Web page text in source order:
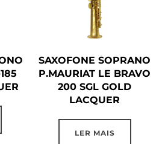
SAXOFONE SOPRANO
P.MAURIAT LE BRAVO
200 SGL GOLD
LACQUER
LER MAIS